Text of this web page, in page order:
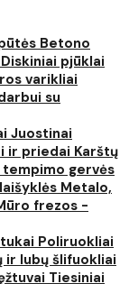
Betono
Diskiniai pjūklai
varikliai
su
Juostinai
ir priedai Karštų
tempimo gervės
Metalo,
frezos -
Poliruokliai
ir lubų šlifuokliai
Tiesiniai